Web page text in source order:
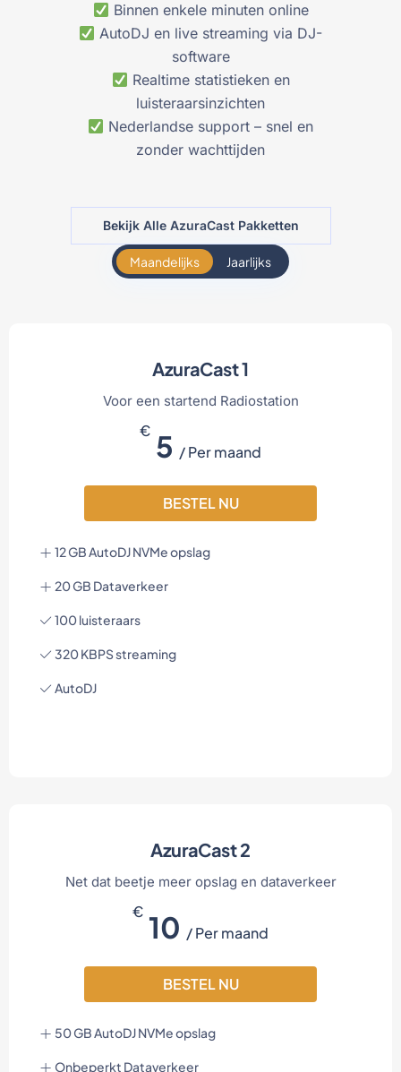
Binnen enkele minuten online
AutoDJ en live streaming via DJ-
software
Realtime statistieken en
luisteraarsinzichten
Nederlandse support – snel en
zonder wachttijden
Bekijk Alle AzuraCast Pakketten
Maandelijks Jaarlijks
AzuraCast 1
Voor een startend Radiostation
€ 5 / Per maand
BESTEL NU
12 GB AutoDJ NVMe opslag
20 GB Dataverkeer
100 luisteraars
320 KBPS streaming
AutoDJ
AzuraCast 2
Net dat beetje meer opslag en dataverkeer
€ 10 / Per maand
BESTEL NU
50 GB AutoDJ NVMe opslag
Onbeperkt Dataverkeer